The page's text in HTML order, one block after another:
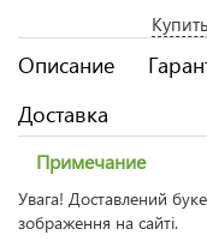
Описание
Доставка
Примечание
Увага! Доставлений
зображення на сайті.